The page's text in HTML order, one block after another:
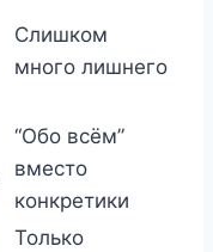
Слишком
много лишнего
“Обо всём”
вместо
конкретики
Только